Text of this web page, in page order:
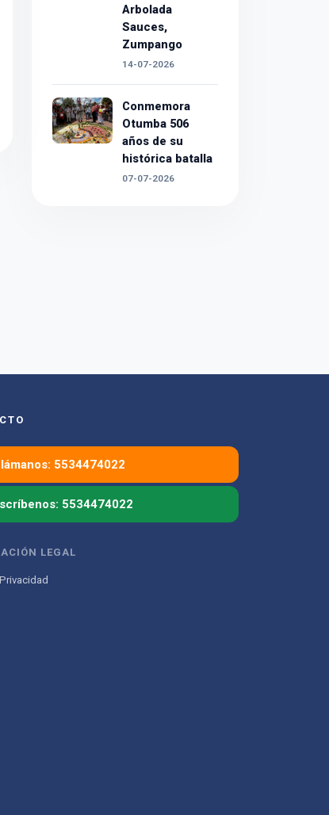
Arbolada
Sauces,
Zumpango
14-07-2026
Conmemora
Otumba 506
años de su
histórica batalla
07-07-2026
5534474022
5534474022
LEGAL